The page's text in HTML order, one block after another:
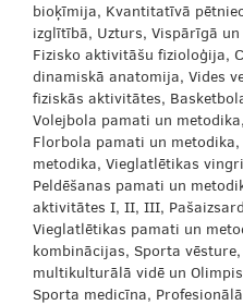
bioķīmija, Kvantitatīvā
izglītībā, Uzturs, Vispārīgā
Fizisko aktivitāšu fizioloģija,
dinamiskā anatomija, Vides
fiziskās aktivitātes,
Volejbola pamati un
Florbola pamati un
metodika, Vieglatlētikas
Peldēšanas pamati un
aktivitātes I, II, III,
Vieglatlētikas pamati un
kombinācijas, Sporta
multikulturālā vidē un
Sporta medicīna,